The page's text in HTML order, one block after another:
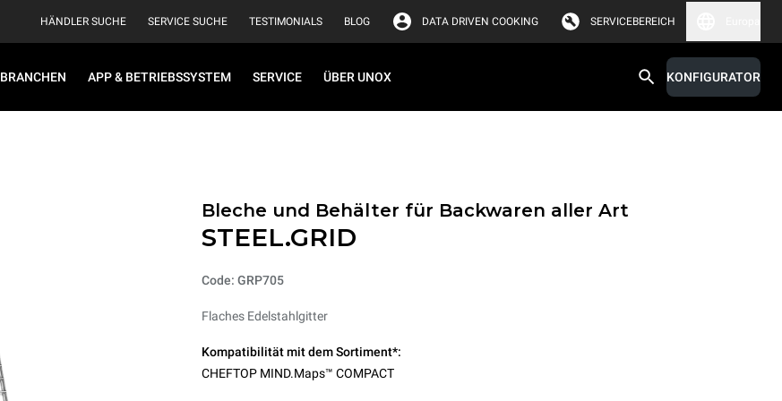
HÄNDLER SUCHE SERVICE SUCHE TESTIMONIALS BLOG DATA DRIVEN COOKING SERVICEBEREICH
BRANCHEN APP & BETRIEBSSYSTEM SERVICE ÜBER UNOX KONFIGURATOR
Bleche und Behälter für Backwaren aller Art
STEEL.GRID
Code: GRP705
Flaches Edelstahlgitter
Kompatibilität mit dem Sortiment*:
CHEFTOP MIND.Maps™ COMPACT